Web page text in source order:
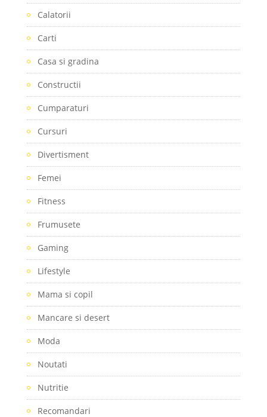
Calatorii
Carti
Casa si gradina
Constructii
Cumparaturi
Cursuri
Divertisment
Femei
Fitness
Frumusete
Gaming
Lifestyle
Mama si copil
Mancare si desert
Moda
Noutati
Nutritie
Recomandari